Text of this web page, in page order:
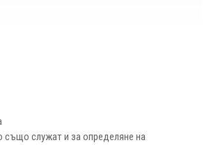
служат и за определяне на